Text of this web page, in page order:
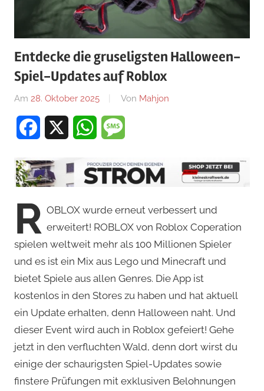
Entdecke die gruseligsten Halloween-
Spiel-Updates auf Roblox
Am 28. Oktober 2025 Von Mahjon
Spiele,
Arcade-
News
Facebook WhatsApp
R OBLOX wurde erneut verbessert und
erweitert! ROBLOX von Roblox Coperation
spielen weltweit mehr als 100 Millionen Spieler
und es ist ein Mix aus Lego und Minecraft und
bietet Spiele aus allen Genres. Die App ist
kostenlos in den Stores zu haben und hat aktuell
ein Update erhalten, denn Halloween naht. Und
dieser Event wird auch in Roblox gefeiert! Gehe
jetzt in den verfluchten Wald, denn dort wirst du
einige der schaurigsten Spiel-Updates sowie
finstere Prüfungen mit exklusiven Belohnungen